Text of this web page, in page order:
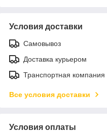
Условия доставки
Самовывоз
Доставка курьером
Транспортная компания
Все условия доставки
Условия оплаты